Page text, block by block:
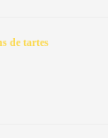
de tartes